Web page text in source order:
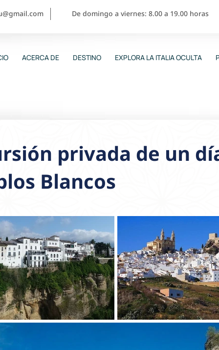
De domingo a viernes: 8.00 a 19.00 horas
ACERCA DE DESTINO EXPLORA LA ITALIA OCULTA
privada de un
Blancos